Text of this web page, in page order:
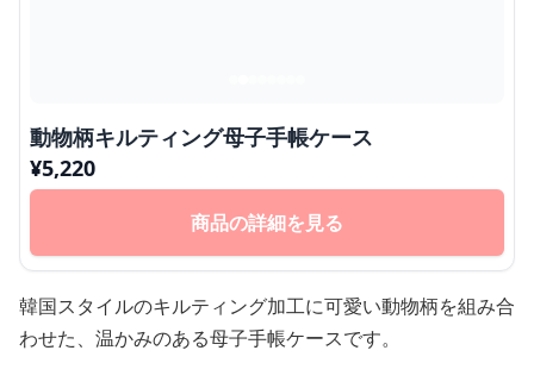
動物柄キルティング母子手帳ケース
¥5,220
商品の詳細を見る
韓国スタイルのキルティング加工に可愛い動物柄を組み合
わせた、温かみのある母子手帳ケースです。